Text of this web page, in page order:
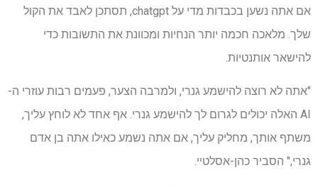
אם אתה נשען בכבדות מדי על chatgpt, תסתכן לאבד את הקול
שלך. מלאכה חכמה יותר הנחיות ומכוונת את התשובות כדי
להישאר אותנטיות.
"אתה לא רוצה להישמע גנרי, ולמרבה הצער, פעמים רבות עוזרי ה-
AI האלה יכולים לגרום לך להישמע גנרי. אף אחד לא לוחץ עליך,
משתף אותך, מחליק עליך, אם אתה נשמע כאילו אתה בן אדם
גנרי," הסביר כהן-אסלטיי.